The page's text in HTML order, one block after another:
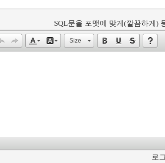
SQL문을 포맷에 맞게(깔끔하게)
Size
로